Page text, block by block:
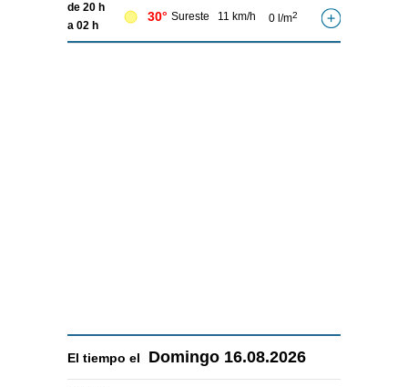
de 20 h
a 02 h
30° Sureste 11 km/h 0 l/m2
El tiempo el Domingo 16.08.2026